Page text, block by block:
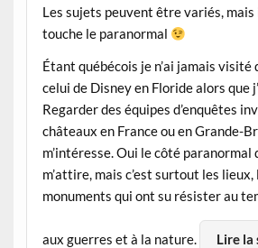
Les sujets peuvent être variés, mais
touche le paranormal
Étant québécois je n’ai jamais visité
celui de Disney en Floride alors que
Regarder des équipes d’enquêtes
châteaux en France ou en Grande-
m’intéresse. Oui le côté paranormal
m’attire, mais c’est surtout les lieux,
monuments qui ont su résister au
aux guerres et à la nature. Lire la